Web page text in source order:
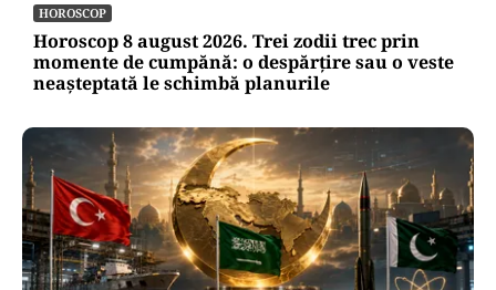
HOROSCOP
Horoscop 8 august 2026. Trei zodii trec prin
momente de cumpănă: o despărțire sau o veste
neașteptată le schimbă planurile